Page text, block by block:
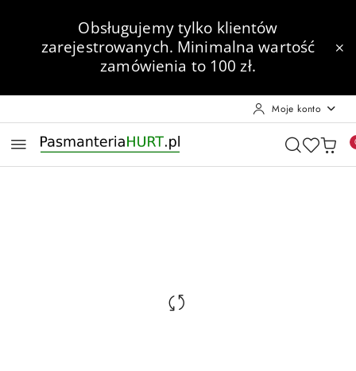
Przejdź do treści głównej
Przejdź do wyszukiwarki
Przejdź do moje konto
Przejdź do menu głównego
Przejdź do opisu produktu
Przejdź do stopki
Obsługujemy tylko klientów
zarejestrowanych. Minimalna wartość
zamówienia to 100 zł.
Moje konto